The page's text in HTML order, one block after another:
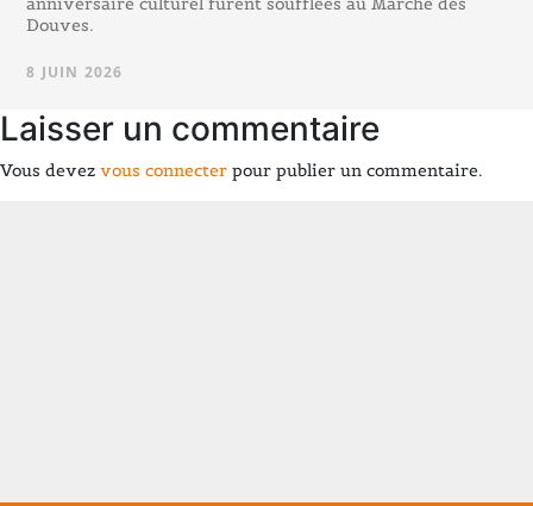
Douves.
8 JUIN 2026
Laisser un commentaire
Vous devez vous connecter pour publier un commentaire.